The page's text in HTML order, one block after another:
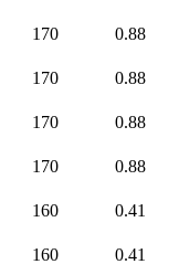
170
0.88
170
0.88
170
0.88
170
0.88
160
0.41
160
0.41